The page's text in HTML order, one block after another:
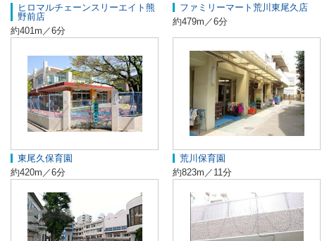
ヒロマルチェーンスリーエイト熊
野前店
約401m／6分
ファミリーマート荒川東尾久店
約479m／6分
東尾久保育園
約420m／6分
荒川保育園
約823m／11分